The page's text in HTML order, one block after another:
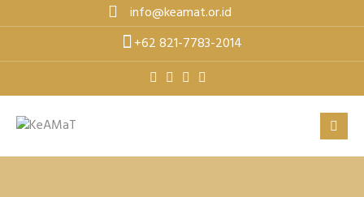
to
info@keamat.or.id
+62 821-7783-2014